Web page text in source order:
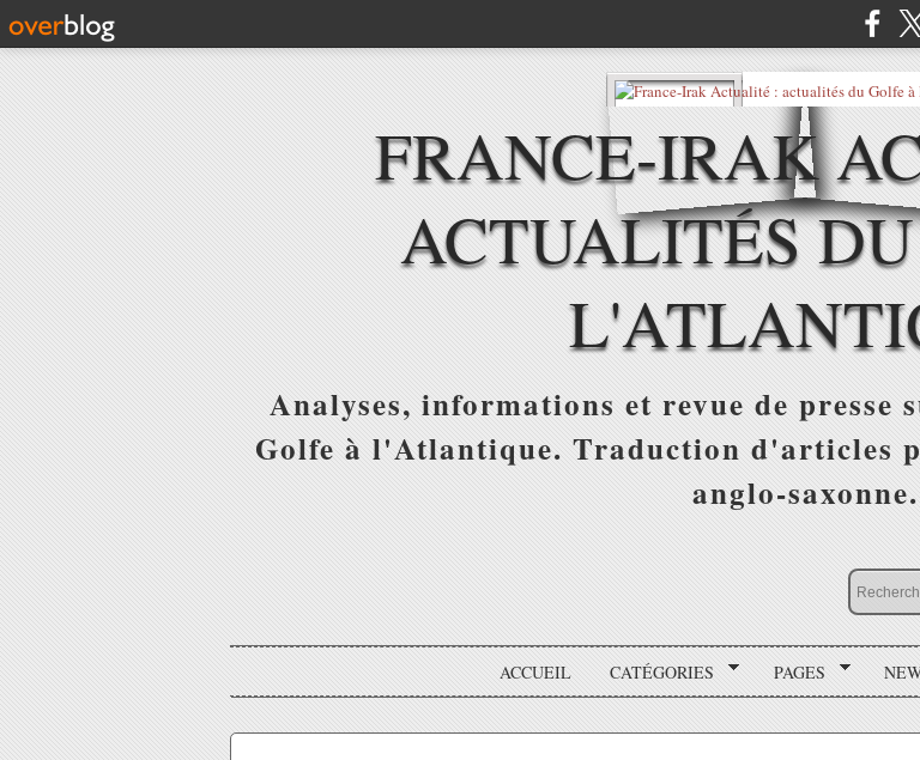
FRANCE-IRAK
ACTUALITÉS
Analyses, informations et revue de
Golfe à l'Atlantique. Traduction d'articles
anglo-saxonne.
ACCUEIL CATÉGORIES PAGES